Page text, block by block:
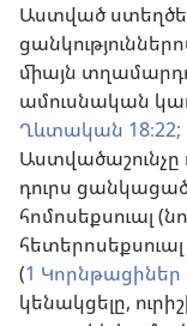
Աստված
միայն
ամուսնական
Ղևտական 18։22;
դուրս
հոմոսեքսուալ
(1 Կորնթացիներ
կենակցելը,